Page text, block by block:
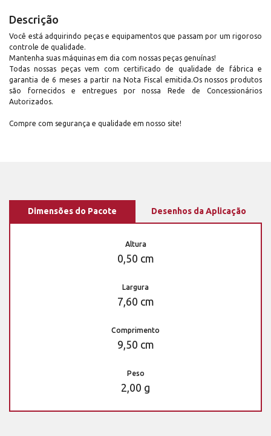
Descrição
Você está adquirindo peças e equipamentos que passam por um rigoroso
controle de qualidade.
Mantenha suas máquinas em dia com nossas peças genuínas!
Todas nossas peças vem com certificado de qualidade de fábrica e
garantia de 6 meses a partir na Nota Fiscal emitida.Os nossos produtos
são fornecidos e entregues por nossa Rede de Concessionários
Autorizados.
Compre com segurança e qualidade em nosso site!
Dimensões do Pacote Desenhos da Aplicação
Altura
0,50 cm
Largura
7,60 cm
Comprimento
9,50 cm
Peso
2,00 g